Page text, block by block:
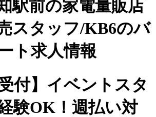
駅前の家電量販店
スタッフ/KB6のバ
ト求人情報
付】イベントスタ
験OK！週払い対